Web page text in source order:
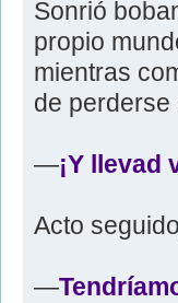
Sonrió
propio
mientras
de perderse
―¡Y llevad
Acto
―